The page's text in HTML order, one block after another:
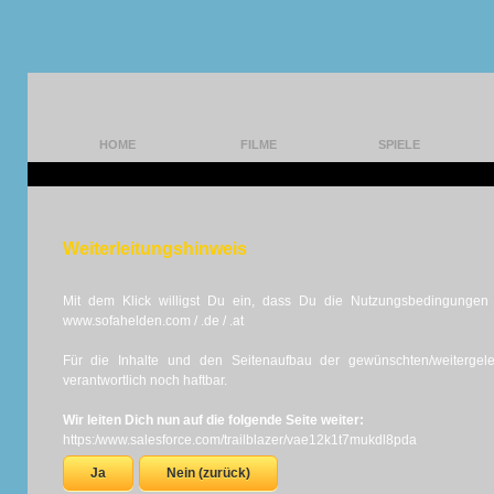
HOME FILME SPIELE
Weiterleitungshinweis
Mit dem Klick willigst Du ein, dass Du die
www.sofahelden.com / .de / .at
Für die Inhalte und den Seitenaufbau der gewünschten/
verantwortlich noch haftbar.
Wir leiten Dich nun auf die folgende Seite weiter:
https:/www.salesforce.com/trailblazer/vae12k1t7mukdl8pda
Ja Nein (zurück)